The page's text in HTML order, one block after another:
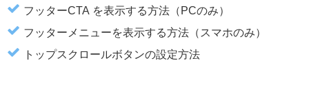
フッターCTA を表示する方法（PCのみ）
フッターメニューを表示する方法（スマホのみ）
トップスクロールボタンの設定方法